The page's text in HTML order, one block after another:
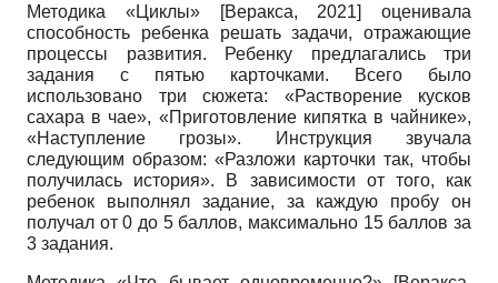
Методика «Циклы» [Веракса, 2021]
оценивала
способность ребенка решать задачи, отражающие
процессы развития. Ребенку предлагались три
задания с пятью карточками. Всего было
использовано три сюжета: «Растворение кусков
сахара в чае», «Приготовление кипятка в чайнике»,
«Наступление грозы». Инструкция звучала
следующим образом: «Разложи карточки так, чтобы
получилась история». В зависимости от того, как
ребенок выполнял задание, за каждую пробу он
получал от 0 до 5 баллов, максимально 15 баллов за
3 задания.